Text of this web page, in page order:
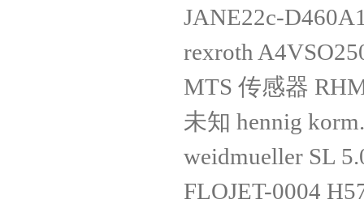
JANE22c-
rexroth
MTS 传感器
未知 hennig
weidmueller SL
FLOJET-0004